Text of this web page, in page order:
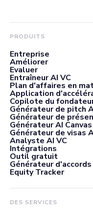
PRODUITS
Entreprise
Améliorer
Evaluer
Entraîneur AI VC
Plan d'affaires en
Application
Copilote du
Générateur de pitch
Générateur de
Générateur AI Canvas
Générateur de visas
Analyste AI VC
Intégrations
Outil gratuit
Générateur d'accords
Equity Tracker
DES SERVICES